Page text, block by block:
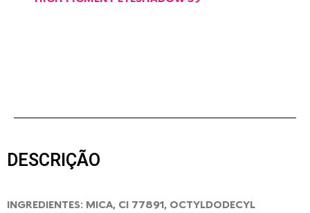
DESCRIÇÃO
INGREDIENTES: MICA, CI 77891, OCTYLDODECYL